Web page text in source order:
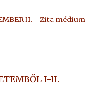
EMBER II. - Zita médium
I-II.